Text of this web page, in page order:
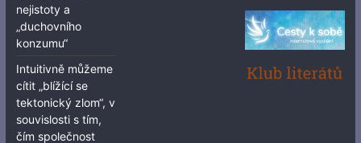
nejistoty a
„duchovního
konzumu“
Intuitivně můžeme
cítit „blížící se
tektonický zlom“, v
souvislosti s tím,
čím společnost